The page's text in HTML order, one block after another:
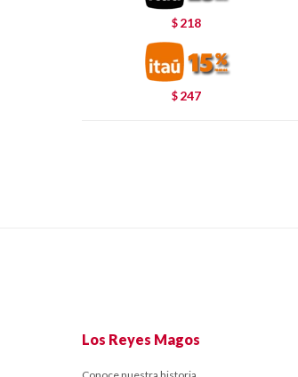
$ 218
$ 247
Los Reyes Magos